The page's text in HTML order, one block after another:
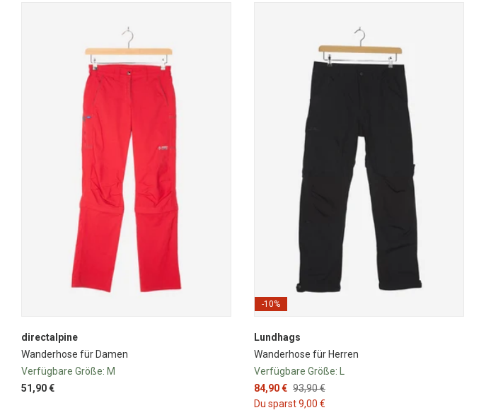
directalpine
Wanderhose für Damen
Verfügbare Größe: M
51,90 €
-10%
Lundhags
Wanderhose für Herren
Verfügbare Größe:
84,90 € 93,90 €
Du sparst 9,00 €